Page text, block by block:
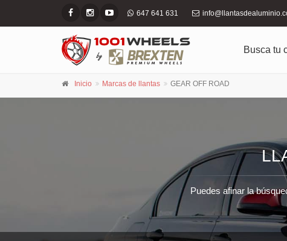
647 641 631
Busca tu
Inicio Marcas de llantas GEAR OFF ROAD
Puedes afinar la